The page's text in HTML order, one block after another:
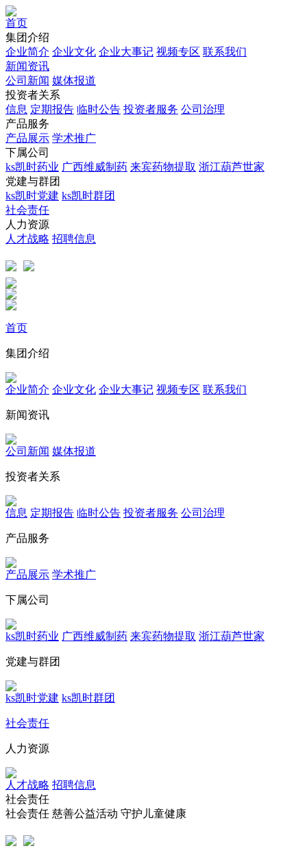
首页
集团介绍
企业简介 企业文化 企业⼤事记 视频专区 联系我们
新闻资讯
公司新闻 媒体报道
投资者关系
信息 定期报告 临时公告 投资者服务 公司治理
产品服务
产品展示 学术推广
下属公司
ks凯时药业 广西维威制药 来宾药物提取 浙江葫芦世家
党建与群团
ks凯时党建 ks凯时群团
社会责任
人力资源
人才战略 招聘信息
首页
集团介绍
企业简介 企业文化 企业⼤事记 视频专区 联系我们
新闻资讯
公司新闻 媒体报道
投资者关系
信息 定期报告 临时公告 投资者服务 公司治理
产品服务
产品展示 学术推广
下属公司
ks凯时药业 广西维威制药 来宾药物提取 浙江葫芦世家
党建与群团
ks凯时党建 ks凯时群团
社会责任
人力资源
人才战略 招聘信息
社会责任
社会责任 慈善公益活动 守护儿童健康